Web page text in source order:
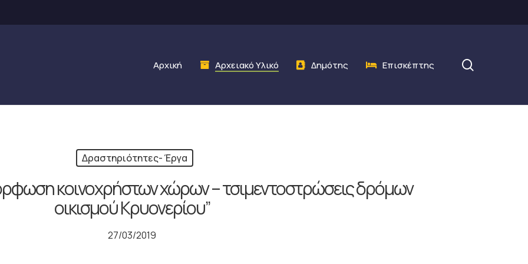
Αρχική Αρχειακό Υλικό Δημότης Επισκέπτης
Δραστηριότητες- Έργα
κοινοχρήστων χώρων – τσιμεντοστρώσεις δρόμων
οικισμού Κρυονερίου”
27/03/2019